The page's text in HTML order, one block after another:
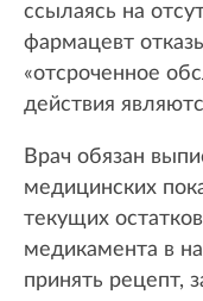
ссылаясь на
фармацевт
«отсроченное
действия
Врач обязан
медицинских
текущих
медикамента в
принять рецепт,